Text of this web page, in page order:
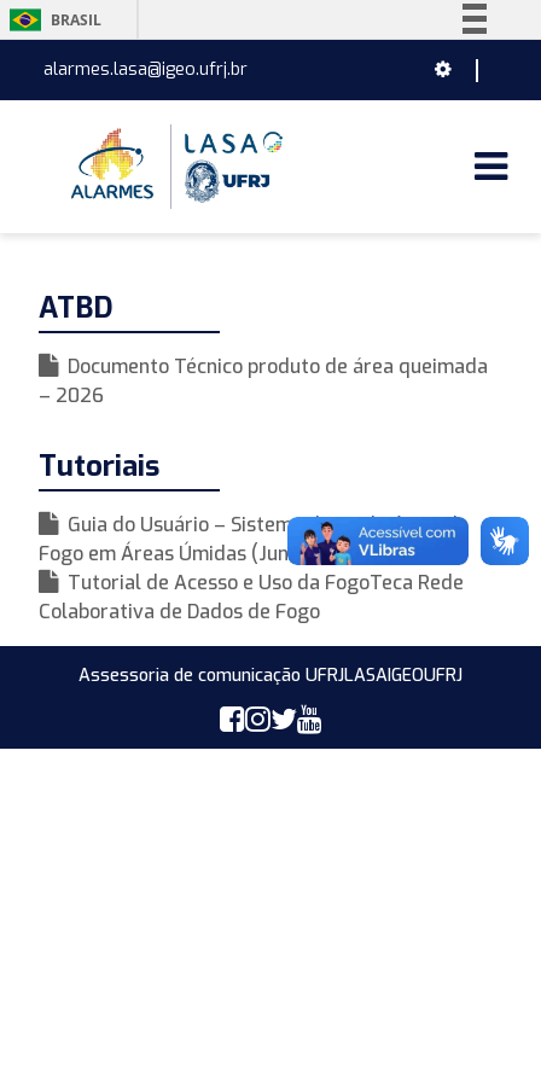
BRASIL
alarmes.lasa@igeo.ufrj.br
ATBD
Documento Técnico produto de área queimada
– 2026
Tutoriais
Guia do Usuário – Sistema de Inteligência do
Fogo em Áreas Úmidas (Junho – 2025)
Tutorial de Acesso e Uso da FogoTeca Rede
Colaborativa de Dados de Fogo
Assessoria de comunicação UFRJLASAIGEOUFRJ